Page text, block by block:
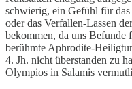
schwierig, ein Gefühl für
oder das Verfallen-Lassen
bekommen, da uns Befunde
berühmte Aphrodite-
4. Jh. nicht überstanden zu
Olympios in Salamis